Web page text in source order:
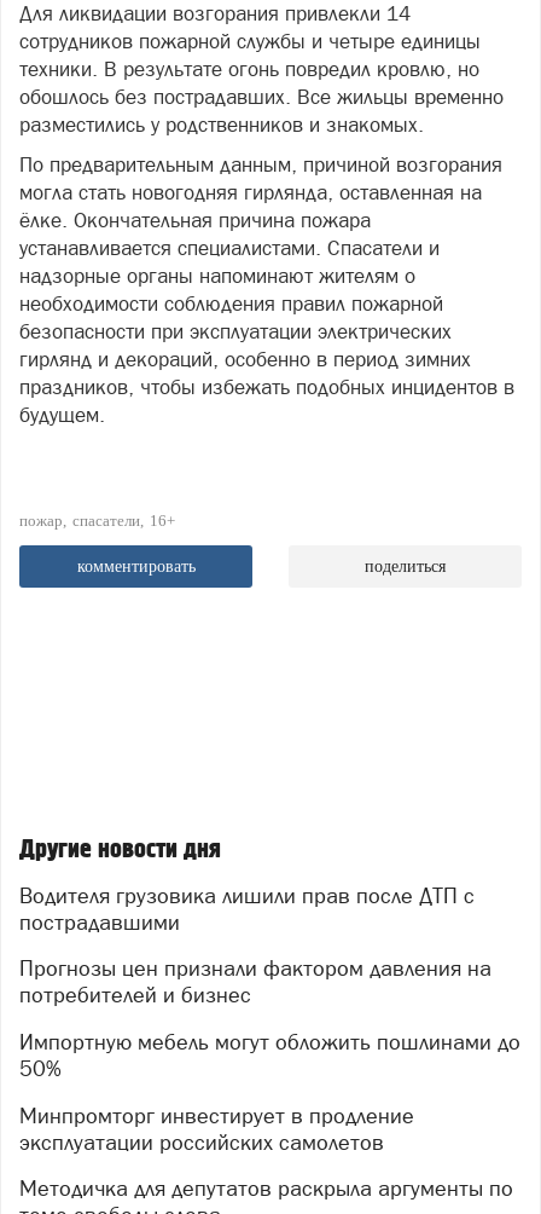
Для ликвидации возгорания привлекли 14
сотрудников пожарной службы и четыре единицы
техники. В результате огонь повредил кровлю, но
обошлось без пострадавших. Все жильцы временно
разместились у родственников и знакомых.
По предварительным данным, причиной возгорания
могла стать новогодняя гирлянда, оставленная на
ёлке. Окончательная причина пожара
устанавливается специалистами. Спасатели и
надзорные органы напоминают жителям о
необходимости соблюдения правил пожарной
безопасности при эксплуатации электрических
гирлянд и декораций, особенно в период зимних
праздников, чтобы избежать подобных инцидентов в
будущем.
пожар спасатели 16+
комментировать поделиться
Другие новости дня
Водителя грузовика лишили прав после ДТП с
пострадавшими
Прогнозы цен признали фактором давления на
потребителей и бизнес
Импортную мебель могут обложить пошлинами до
50%
Минпромторг инвестирует в продление
эксплуатации российских самолетов
Методичка для депутатов раскрыла аргументы по